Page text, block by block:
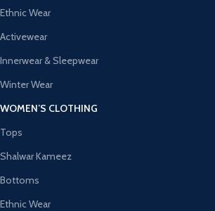
Ethnic Wear
Activewear
Innerwear & Sleepwear
Winter Wear
WOMEN’S CLOTHING
Tops
Shalwar Kameez
Bottoms
Ethnic Wear